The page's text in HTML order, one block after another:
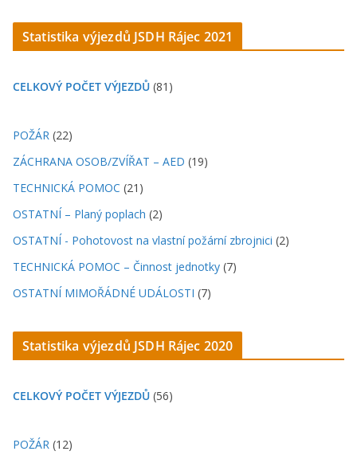
Statistika výjezdů JSDH Rájec 2021
CELKOVÝ POČET VÝJEZDŮ (81)
POŽÁR (22)
ZÁCHRANA OSOB/ZVÍŘAT – AED (19)
TECHNICKÁ POMOC (21)
OSTATNÍ – Planý poplach (2)
OSTATNÍ - Pohotovost na vlastní požární zbrojnici (2)
TECHNICKÁ POMOC – Činnost jednotky (7)
OSTATNÍ MIMOŘÁDNÉ UDÁLOSTI (7)
Statistika výjezdů JSDH Rájec 2020
CELKOVÝ POČET VÝJEZDŮ (56)
POŽÁR (12)